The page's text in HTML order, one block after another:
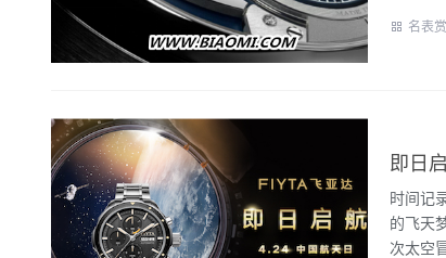
名表
即日
时间记
的飞天
次太空